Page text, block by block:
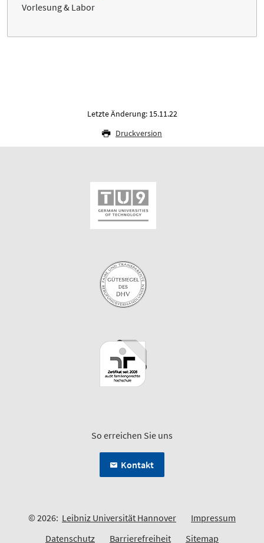
Vorlesung & Labor
Letzte Änderung: 15.11.22
Druckversion
So erreichen Sie uns
Kontakt
© 2026: Leibniz Universität Hannover
Impressum
Datenschutz
Barrierefreiheit Sitemap